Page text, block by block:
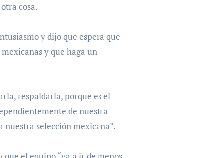
cosa.
y dijo que espera que
y que haga un
respaldarla, porque es el
de nuestra
nuestra selección mexicana”.